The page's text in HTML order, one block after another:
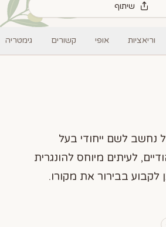
שיתוף
וריאציות אופי קשורים גימטריה
נחשב לשם ייחודי בעל
לעיתים מיוחס להונגרית
לקבוע בבירור את מקורו.